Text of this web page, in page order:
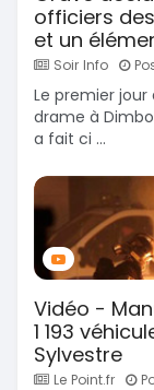
officiers
et un
Soir Info
Le premier
drame à
a fait ci ...
Vidéo -
1 193
Sylvestre
Le Point.fr